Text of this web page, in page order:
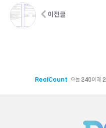
이전글
RealCount 오늘240어제